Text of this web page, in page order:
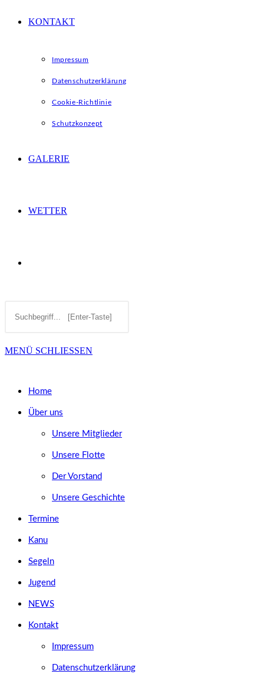
KONTAKT
Impressum
Datenschutzerklärung
Cookie-Richtlinie
Schutzkonzept
GALERIE
WETTER
SUCHE
Diese
durchsuchen
MENÜ SCHLIESSEN
Home
Über uns
Unsere Mitglieder
Unsere Flotte
Der Vorstand
Unsere Geschichte
Termine
Kanu
Segeln
Jugend
NEWS
Kontakt
Impressum
Datenschutzerklärung